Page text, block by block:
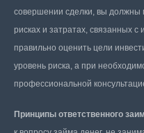
совершении сделки, вы
рисках и затратах, связанных
правильно оценить цели
уровень риска, а при
профессиональной
Принципы ответственного